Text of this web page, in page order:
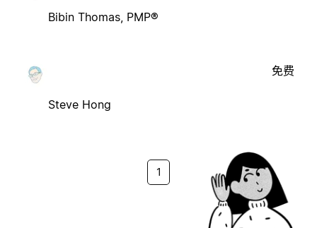
Bibin Thomas, PMP®
Steve Hong
免费
1